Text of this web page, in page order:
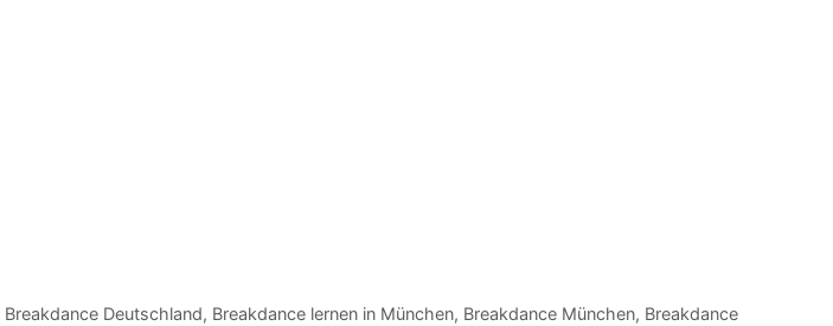
Breakdance Deutschland, Breakdance lernen in München, Breakdance München, Breakdance